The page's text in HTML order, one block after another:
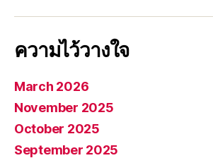
ความไว้วางใจ
March 2026
November 2025
October 2025
September 2025